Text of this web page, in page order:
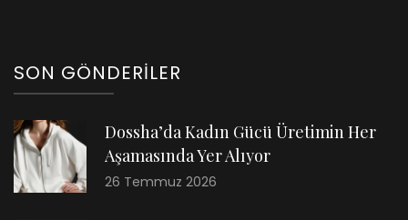
SON GÖNDERILER
Dossha’da Kadın Gücü Üretimin Her
Aşamasında Yer Alıyor
26 Temmuz 2026